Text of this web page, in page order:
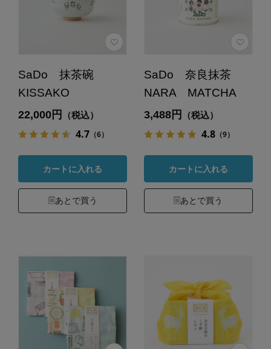
SaDo 抹茶碗
KISSAKO
22,000円 （税込）
4.7（6）
カートに入れる
あとで買う
SaDo 奈良抹茶
NARA MATCHA
3,488円 （税込）
4.8（9）
カートに入れる
あとで買う